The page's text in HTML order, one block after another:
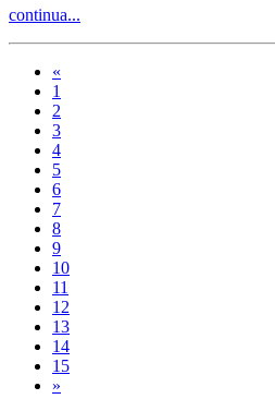
continua...
«
1
2
3
4
5
6
7
8
9
10
11
12
13
14
15
»